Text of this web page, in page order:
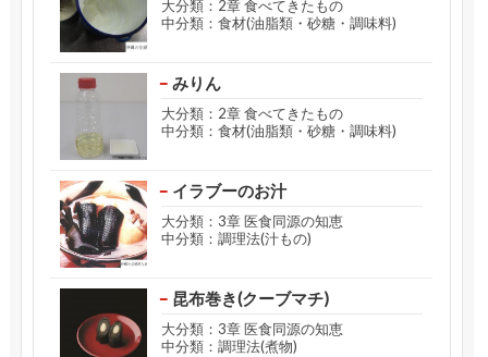
大分類：2章 食べてきたもの
中分類：食材(油脂類・砂糖・調味料)
みりん
大分類：2章 食べてきたもの
中分類：食材(油脂類・砂糖・調味料)
イラブーのお汁
大分類：3章 医食同源の知恵
中分類：調理法(汁もの)
昆布巻き(クーブマチ)
大分類：3章 医食同源の知恵
中分類：調理法(煮物)